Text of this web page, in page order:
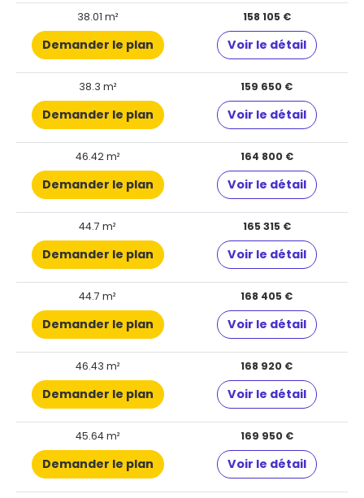
38.01 m² 158 105 €
Demander le plan Voir le détail
38.3 m² 159 650 €
Demander le plan Voir le détail
46.42 m² 164 800 €
Demander le plan Voir le détail
44.7 m² 165 315 €
Demander le plan Voir le détail
44.7 m² 168 405 €
Demander le plan Voir le détail
46.43 m² 168 920 €
Demander le plan Voir le détail
45.64 m² 169 950 €
Demander le plan Voir le détail